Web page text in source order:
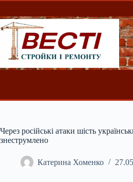
Перейти
вмісту
Через російські атаки шість
знеструмлено
Катерина Хоменко